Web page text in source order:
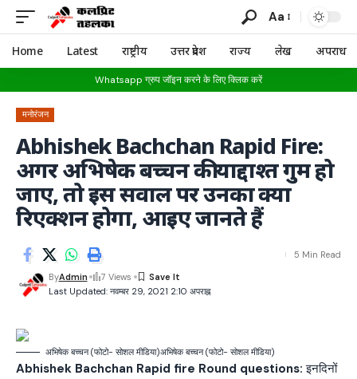
Aa
Home Latest राष्ट्रीय उत्तर प्रदेश राज्य लेख अपराध
Whatsapp ग्रुप जॉइन करने के लिए क्लिक करें
मनोरंजन
Abhishek Bachchan Rapid Fire:
अगर अभिषेक बच्चन की याद्दाश्त गुम हो
जाए, तो इस सवाल पर उनका क्या
रिएक्शन होगा, आइए जानते हैं
Last Updated: नवम्बर 29, 2021 2:10 अपराह्न
ByAdmin 7 Views
5 Min Read
अभिषेक बच्चन (फोटो- सोशल मीडिया)अभिषेक बच्चन (फोटो- सोशल मीडिया)
Abhishek Bachchan Rapid fire Round questions: इनदिनों